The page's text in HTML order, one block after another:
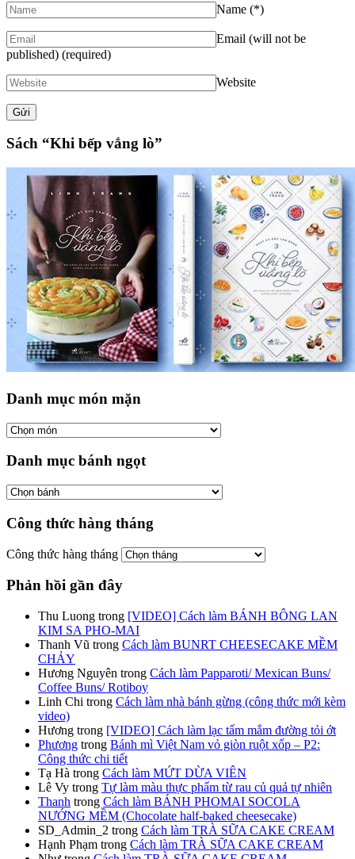
Name (*)
Email (will not be
published) (required)
Website
Sách “Khi bếp vắng lò”
Danh mục món mặn
Danh mục bánh ngọt
Công thức hàng tháng
Công thức hàng tháng
Phản hồi gần đây
Thu Luong trong [VIDEO] Cách làm BÁNH BÔNG LAN
KIM SA PHO-MAI
Thanh Vũ trong Cách làm BUNRT CHEESECAKE MỀM
CHẢY
Hương Nguyên trong Cách làm Papparoti/ Mexican Buns/
Coffee Buns/ Rotiboy
Linh Chi trong Cách làm nhà bánh gừng (công thức mới kèm
video)
Hương trong [VIDEO] Cách làm lạc tẩm mắm đường tỏi ớt
Phương trong Bánh mì Việt Nam vỏ giòn ruột xốp – P2:
Công thức chi tiết
Tạ Hà trong Cách làm MỨT DỪA VIÊN
Lê Vy trong Tự làm màu thực phẩm từ rau củ quả tự nhiên
Thanh trong Cách làm BÁNH PHOMAI SOCOLA
NƯỚNG MỀM (Chocolate half-baked cheesecake)
SD_Admin_2 trong Cách làm TRÀ SỮA CAKE CREAM
Hạnh Phạm trong Cách làm TRÀ SỮA CAKE CREAM